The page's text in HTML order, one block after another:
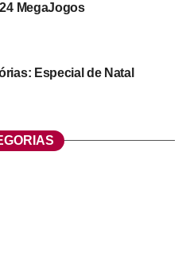
MegaJogos
Especial de Natal